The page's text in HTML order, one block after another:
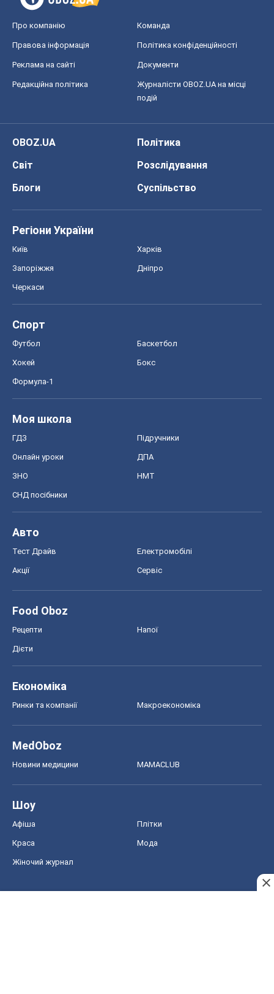
Про компанію Команда
Правова інформація Політика конфіденційності
Реклама на сайті Документи
Редакційна політика
Журналісти OBOZ.UA на місці
подій
OBOZ.UA
Політика
Світ
Розслідування
Блоги
Суспільство
Регіони України
Київ Харків
Запоріжжя Дніпро
Черкаси
Спорт
Футбол Баскетбол
Хокей Бокс
Формула-1
Моя школа
ГДЗ Підручники
Онлайн уроки ДПА
ЗНО НМТ
СНД посібники
Авто
Тест Драйв Електромобілі
Акції Сервіс
Food Oboz
Рецепти Напої
Дієти
Економіка
Ринки та компанії Макроекономіка
MedOboz
Новини медицини MAMACLUB
Шоу
Афіша Плітки
Краса Мода
Жіночий журнал